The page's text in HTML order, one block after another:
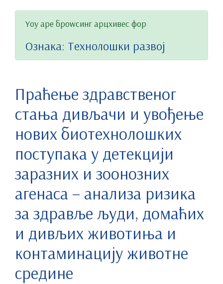
Yоу аре броwсинг арцхивес фор
Ознака: Технолошки развој
Праћење здравственог
стања дивљачи и увођење
нових биотехнолошких
поступака у детекцији
заразних и зоонозних
агенаса – анализа ризика
за здравље људи, домаћих
и дивљих животиња и
контаминацију животне
средине